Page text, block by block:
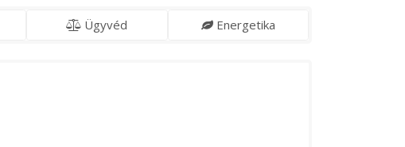
Ügyvéd Energetika